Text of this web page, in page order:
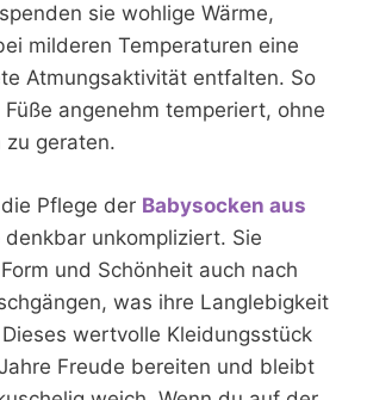
sie wohlige Wärme,
milderen Temperaturen eine
Atmungsaktivität entfalten. So
angenehm temperiert, ohne
zu geraten.
Pflege der Babysocken aus
denkbar unkompliziert. Sie
und Schönheit auch nach
was ihre Langlebigkeit
wertvolle Kleidungsstück
Freude bereiten und bleibt